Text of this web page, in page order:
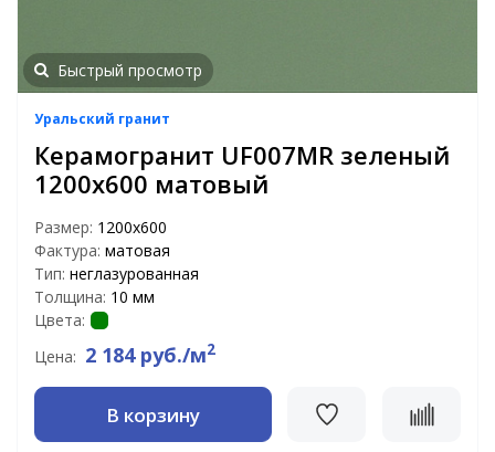
Быстрый просмотр
Уральский гранит
Керамогранит UF007MR зеленый
1200х600 матовый
Размер: 1200х600
Фактура: матовая
Тип: неглазурованная
Толщина: 10 мм
Цвета:
Цена: 2 184 руб./м2
В корзину